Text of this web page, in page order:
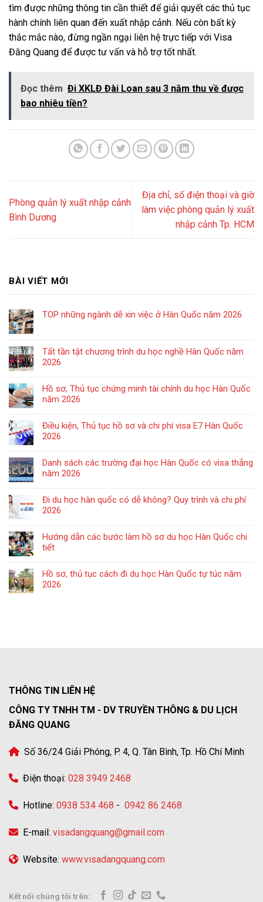
tìm được những thông tin cần thiết để giải quyết các thủ tục
hành chính liên quan đến xuất nhập cảnh. Nếu còn bất kỳ
thắc mắc nào, đừng ngần ngại liên hệ trực tiếp với Visa
Đăng Quang để được tư vấn và hỗ trợ tốt nhất.
Đọc thêm Đi XKLĐ Đài Loan sau 3 năm thu về được
bao nhiêu tiền?
Phòng quản lý xuất nhập cảnh
Bình Dương
Địa chỉ, số điện thoại và giờ
làm việc phòng quản lý xuất
nhập cảnh Tp. HCM
BÀI VIẾT MỚI
TOP những ngành dễ xin việc ở Hàn Quốc năm 2026
Tất tần tật chương trình du học nghề Hàn Quốc năm
2026
Hồ sơ, Thủ tục chứng minh tài chính du học Hàn Quốc
năm 2026
Điều kiện, Thủ tục hồ sơ và chi phí visa E7 Hàn Quốc
2026
Danh sách các trường đại học Hàn Quốc có visa thẳng
năm 2026
Đi du học hàn quốc có dễ không? Quy trình và chi phí
2026
Hướng dẫn các bước làm hồ sơ du học Hàn Quốc chi
tiết
Hồ sơ, thủ tục cách đi du học Hàn Quốc tự túc năm
2026
THÔNG TIN LIÊN HỆ
CÔNG TY TNHH TM - DV TRUYỀN THÔNG & DU LỊCH
ĐĂNG QUANG
Số 36/24 Giải Phóng, P. 4, Q. Tân Bình, Tp. Hồ Chí Minh
Điện thoại: 028 3949 2468
Hotline: 0938 534 468 - 0942 86 2468
E-mail: visadangquang@gmail.com
Website: www.visadangquang.com
Kết nối chúng tôi trên: